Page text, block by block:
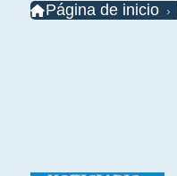
Página de inicio